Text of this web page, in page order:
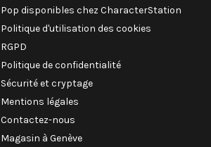
Pop disponibles chez CharacterStation
Politique d'utilisation des cookies
RGPD
Politique de confidentialité
Sécurité et cryptage
Mentions légales
Contactez-nous
Magasin à Genève